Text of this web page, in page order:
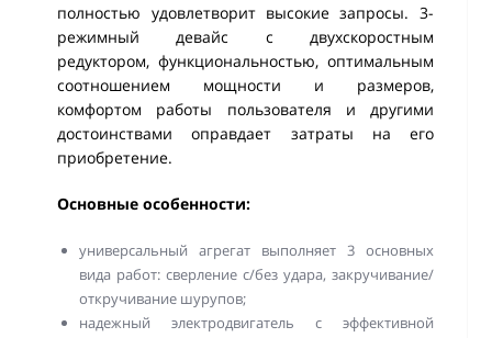
полностью удовлетворит высокие запросы. 3-
режимный девайс с двухскоростным
редуктором, функциональностью, оптимальным
соотношением мощности и размеров,
комфортом работы пользователя и другими
достоинствами оправдает затраты на его
приобретение.
Основные особенности:
универсальный агрегат выполняет 3 основных
вида работ: сверление с/без удара, закручивание/
откручивание шурупов;
надежный электродвигатель с эффективной